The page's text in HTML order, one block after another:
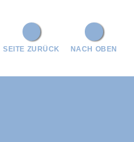
NACH OBEN
SEITE ZURÜCK